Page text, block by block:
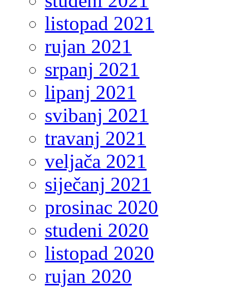
listopad 2021
rujan 2021
srpanj 2021
lipanj 2021
svibanj 2021
travanj 2021
veljača 2021
siječanj 2021
prosinac 2020
studeni 2020
listopad 2020
rujan 2020